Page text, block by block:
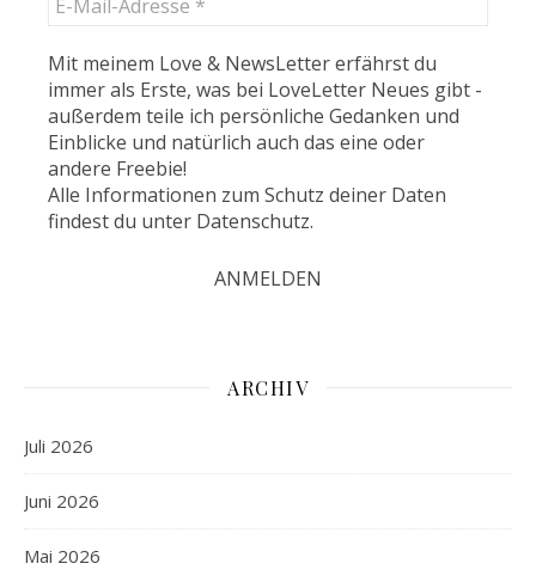
Mit meinem Love & NewsLetter erfährst du
immer als Erste, was bei LoveLetter Neues gibt -
außerdem teile ich persönliche Gedanken und
Einblicke und natürlich auch das eine oder
andere Freebie!
Alle Informationen zum Schutz deiner Daten
findest du unter Datenschutz.
ARCHIV
Juli 2026
Juni 2026
Mai 2026